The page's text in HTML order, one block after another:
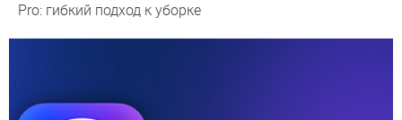
Pro: гибкий подход к уборке